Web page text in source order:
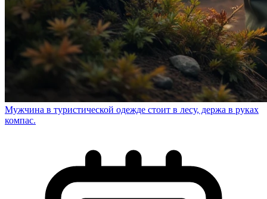
Мужчина в туристической одежде стоит в лесу, держа в руках
компас.